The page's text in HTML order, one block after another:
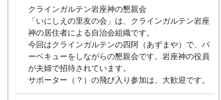
千ヶ峰登山道三谷口
にいたり、さらに登
坂して 峠を越える道です。
以下の点に注意して下さい。
冬場は、北ルートは避けた方が無難です。日
中、国道に雪がない場合でも、峠の頂上付近
は凍結していて危険な場合があります。迂回
用）
〃
11:00
あまごつかみ
〃
11:30
昼食
〃
12:00
かかしまつり
〃
13:00 棚田コンサート
クラインガルテン岩座神の懇親会
「いにしえの里友の会」は、クラインガルテン岩座
神の居住者による自治会組織です。
今回はクラインガルテンの四阿（あずまや）で、バ
ーベキューをしながらの懇親会です。岩座神の役員
が夫婦で招待されています。
サポーター（？）の飛び入り参加は、大歓迎です。